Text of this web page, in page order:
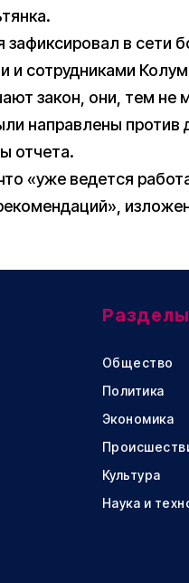
в сети
и сотрудниками
закон, они, тем
направлены против
отчета.
«уже ведется
Разделы
Общество
Политика
Экономика
Культура
Наука и